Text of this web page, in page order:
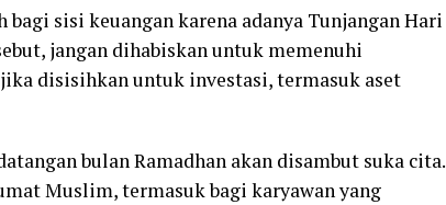
sisi keuangan karena adanya Tunjangan Hari
jangan dihabiskan untuk memenuhi
disisihkan untuk investasi, termasuk aset
bulan Ramadhan akan disambut suka cita.
Muslim, termasuk bagi karyawan yang